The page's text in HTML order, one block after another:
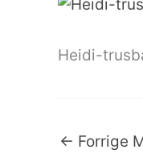
Heidi-
← Forrige